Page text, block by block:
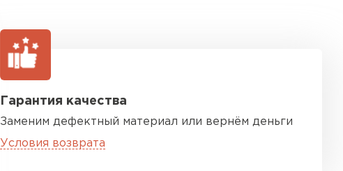
Гарантия качества
Заменим дефектный материал или вернём деньги
Условия возврата